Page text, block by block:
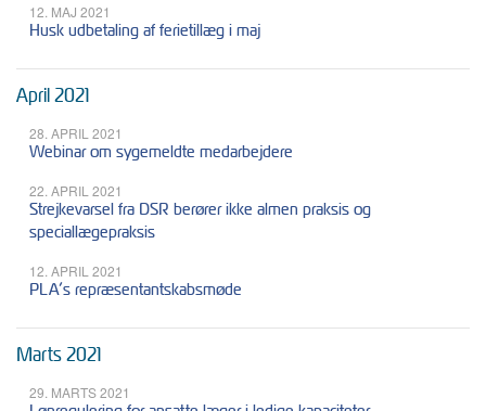
12. MAJ 2021
Husk udbetaling af ferietillæg i maj
April 2021
28. APRIL 2021
Webinar om sygemeldte medarbejdere
22. APRIL 2021
Strejkevarsel fra DSR berører ikke almen praksis og
speciallægepraksis
12. APRIL 2021
PLA’s repræsentantskabsmøde
Marts 2021
29. MARTS 2021